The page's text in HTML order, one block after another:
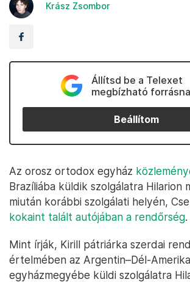
Krász Zsombor
Állítsd be a Telexet
megbízható
Beállítom
Az orosz ortodox egyház
Brazíliába küldik szolgálatra Hilarion
miután korábbi szolgálati helyén,
kokaint talált autójában a rendőrség.
Mint írják, Kirill pátriárka szerdai
értelmében az Argentin–Dél-
egyházmegyébe küldi szolgálatra